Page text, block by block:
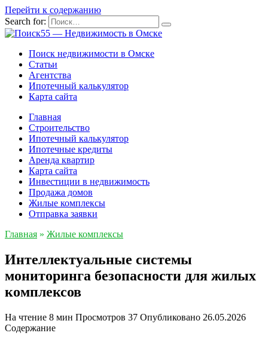
Перейти к содержанию
Search for:
Поиск недвижимости в Омске
Статьи
Агентства
Ипотечный калькулятор
Карта сайта
Главная
Строительство
Ипотечный калькулятор
Ипотечные кредиты
Аренда квартир
Карта сайта
Инвестиции в недвижимость
Продажа домов
Жилые комплексы
Отправка заявки
Главная » Жилые комплексы
Интеллектуальные системы
мониторинга безопасности для жилых
комплексов
На чтение 8 мин Просмотров 37 Опубликовано 26.05.2026
Содержание